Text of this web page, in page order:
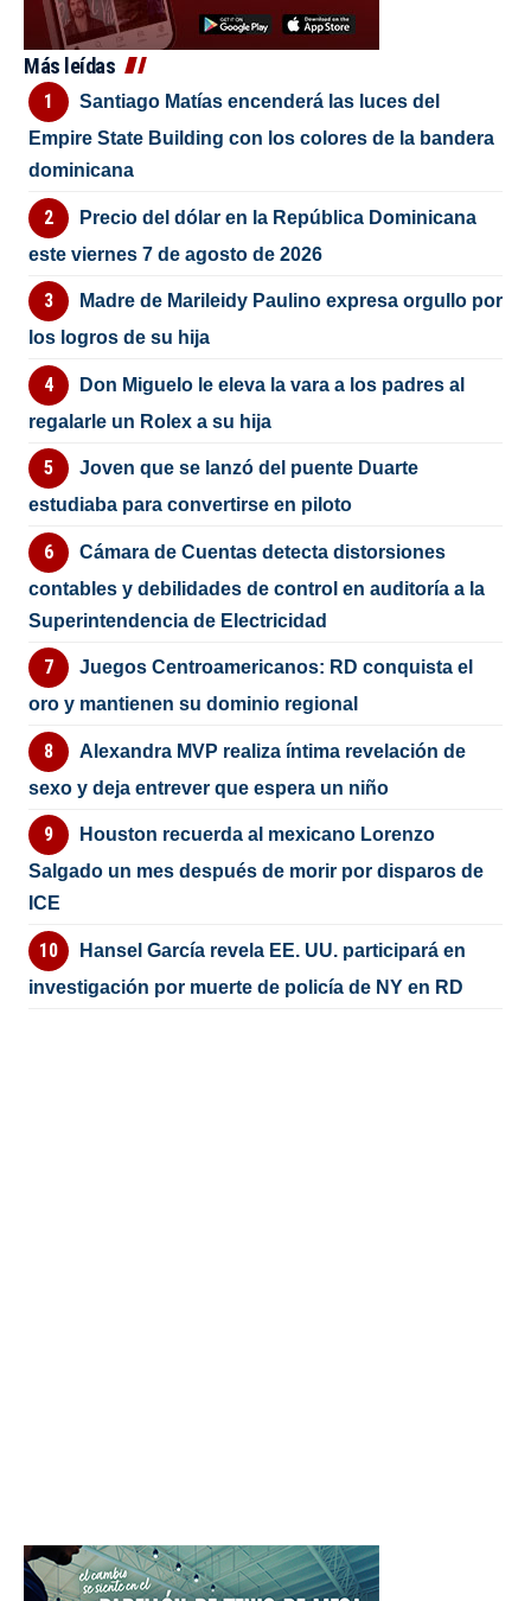
Más leídas
Santiago Matías encenderá las luces del
Empire State Building con los colores de la bandera
dominicana
Precio del dólar en la República Dominicana
este viernes 7 de agosto de 2026
Madre de Marileidy Paulino expresa orgullo por
los logros de su hija
Don Miguelo le eleva la vara a los padres al
regalarle un Rolex a su hija
Joven que se lanzó del puente Duarte
estudiaba para convertirse en piloto
Cámara de Cuentas detecta distorsiones
contables y debilidades de control en auditoría a la
Superintendencia de Electricidad
Juegos Centroamericanos: RD conquista el
oro y mantienen su dominio regional
Alexandra MVP realiza íntima revelación de
sexo y deja entrever que espera un niño
Houston recuerda al mexicano Lorenzo
Salgado un mes después de morir por disparos de
ICE
Hansel García revela EE. UU. participará en
investigación por muerte de policía de NY en RD